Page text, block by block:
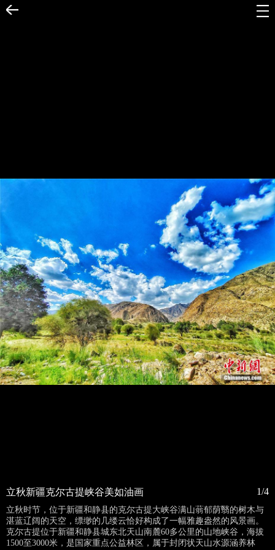
立秋新疆克尔古提峡谷美如油画 1/4
立秋时节，位于新疆和静县的克尔古提大峡谷满山蓊郁荫翳的树木与
湛蓝辽阔的天空，缥缈的几缕云恰好构成了一幅雅趣盎然的风景画。
克尔古提位于新疆和静县城东北天山南麓60多公里的山地峡谷，海拔
1500至3000米，是国家重点公益林区，属于封闭状天山水源涵养林